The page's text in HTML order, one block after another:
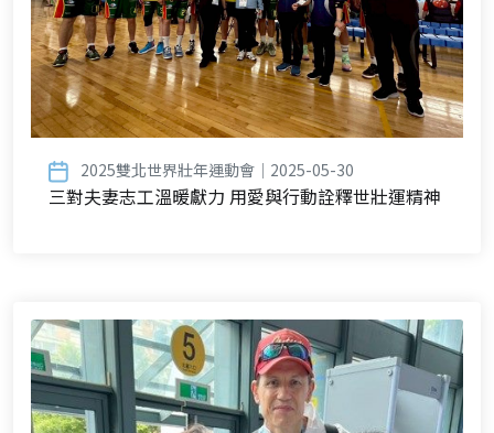
2025雙北世界壯年運動會｜2025-05-30
三對夫妻志工溫暖獻力 用愛與行動詮釋世壯運精神